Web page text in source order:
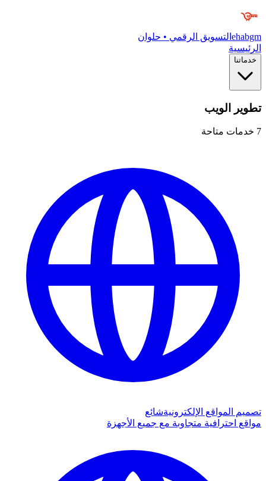
ehabgm التسويق الرقمي • حلوان
الرئيسية
خدماتنا
تطوير الويب
7 خدمات متاحة
تصميم المواقع الإلكترونيةشائع
مواقع احترافية متجاوبة مع جميع الأجهزة